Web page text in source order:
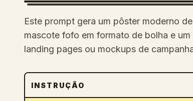
Este prompt gera um pôster moderno
mascote fofo em formato de bolha e
landing pages ou mockups de
INSTRUÇÃO